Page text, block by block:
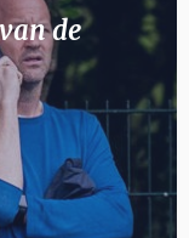
de